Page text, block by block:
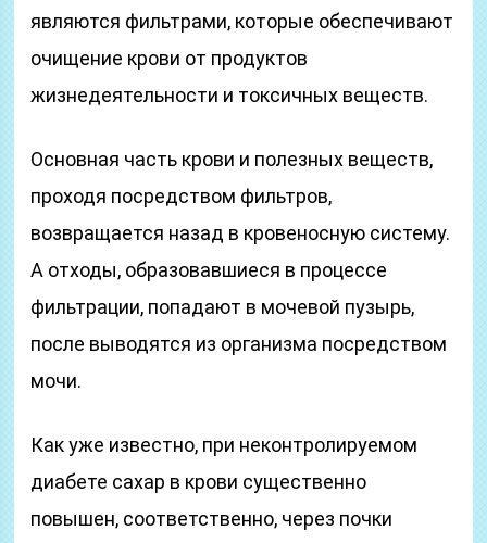
являются фильтрами, которые обеспечивают
очищение крови от продуктов
жизнедеятельности и токсичных веществ.
Основная часть крови и полезных веществ,
проходя посредством фильтров,
возвращается назад в кровеносную систему.
А отходы, образовавшиеся в процессе
фильтрации, попадают в мочевой пузырь,
после выводятся из организма посредством
мочи.
Как уже известно, при неконтролируемом
диабете сахар в крови существенно
повышен, соответственно, через почки